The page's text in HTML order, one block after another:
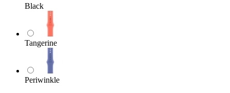
Black
Tangerine
Periwinkle